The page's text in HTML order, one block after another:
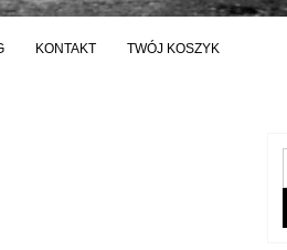
KONTAKT TWÓJ KOSZYK